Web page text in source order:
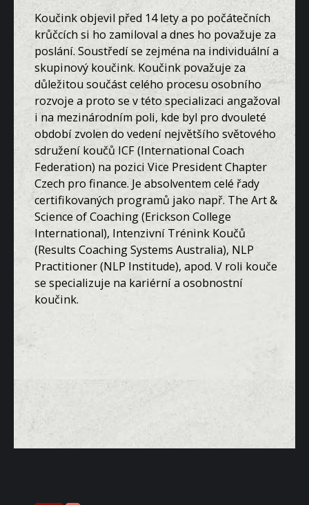
Koučink objevil před 14 lety a po počátečních
krůčcích si ho zamiloval a dnes ho považuje za
poslání. Soustředí se zejména na individuální a
skupinový koučink. Koučink považuje za
důležitou součást celého procesu osobního
rozvoje a proto se v této specializaci angažoval
i na mezinárodním poli, kde byl pro dvouleté
období zvolen do vedení největšího světového
sdružení koučů ICF (International Coach
Federation) na pozici Vice President Chapter
Czech pro finance. Je absolventem celé řady
certifikovaných programů jako např. The Art &
Science of Coaching (Erickson College
International), Intenzivní Trénink Koučů
(Results Coaching Systems Australia), NLP
Practitioner (NLP Institude), apod. V roli kouče
se specializuje na kariérní a osobnostní
koučink.